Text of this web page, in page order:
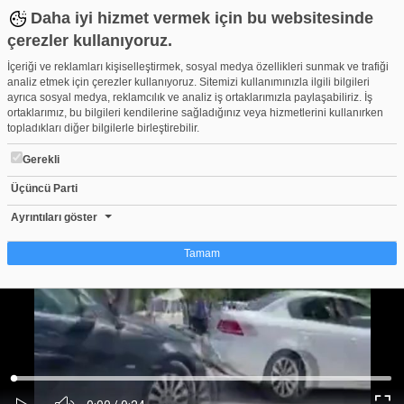
Daha iyi hizmet vermek için bu websitesinde
çerezler kullanıyoruz.
İçeriği ve reklamları kişiselleştirmek, sosyal medya özellikleri sunmak ve trafiği
analiz etmek için çerezler kullanıyoruz. Sitemizi kullanımınızla ilgili bilgileri
ayrıca sosyal medya, reklamcılık ve analiz iş ortaklarımızla paylaşabiliriz. İş
ortaklarımız, bu bilgileri kendilerine sağladığınız veya hizmetlerini kullanırken
topladıkları diğer bilgilerle birleştirebilir.
Gerekli
Üçüncü Parti
Ayrıntıları göster
Tamam
Çerez nedir?
Çerezler, web-sitelerinin, kullanıcıların deneyimlerini daha verimli hale getirmek
amacıyla kullandığı küçük metin dosyalarıdır. Yasalara göre, bu sitenin
işletilmesi için kesinlikle gerekli olan çerezleri cihazınıza yerleştirebiliyoruz.
Diğer çerez türleri için sizden izin almamız gerekiyor. Bu site farklı çerez türleri
kullanmaktadır. Bazı çerezler, sayfalarımızda yer alan üçüncü şahıs hizmetleri
tarafından yerleştirilir. İzniniz şu alanlar için geçerlidir: web.tv
Ses
Yüklendi:
0%
Yükleniyor:
Zincirleme kazada otomobil ikiye bölündü!